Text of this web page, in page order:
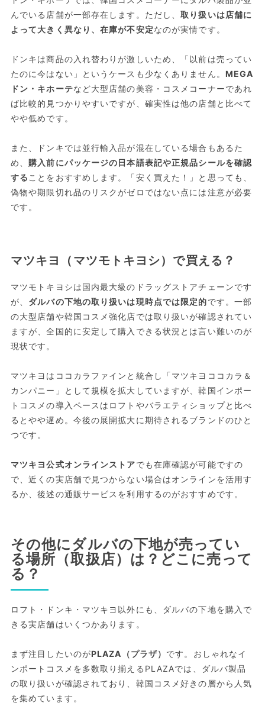
んでいる店舗が一部存在します。ただし、取り扱いは店舗に
よって大きく異なり、在庫が不安定なのが実情です。
ドンキは商品の入れ替わりが激しいため、「以前は売ってい
たのに今はない」というケースも少なくありません。 MEGA
ドン・キホーテなど大型店舗の美容・コスメコーナーであれ
ば比較的見つかりやすいですが、確実性は他の店舗と比べて
やや低めです。
また、ドンキでは並行輸入品が混在している場合もあるた
め、
購入前にパッケージの日本語表記や正規品シールを確認
する ことをおすすめします。「安く買えた！」と思っても、
偽物や期限切れ品のリスクがゼロではない点には注意が必要
です。
マツキヨ（マツモトキヨシ）で買える？
マツモトキヨシは国内最大級のドラッグストアチェーンです
が、 ダルバの下地の取り扱いは現時点では限定的です。一部
の大型店舗や韓国コスメ強化店では取り扱いが確認されてい
ますが、全国的に安定して購入できる状況とは言い難いのが
現状です。
マツキヨはココカラファインと統合し「マツキヨココカラ＆
カンパニー」として規模を拡大していますが、韓国インポー
トコスメの導入ペースはロフトやバラエティショップと比べ
るとやや遅め。今後の展開拡大に期待されるブランドのひと
つです。
マツキヨ公式オンラインストアでも在庫確認が可能ですの
で、近くの実店舗で見つからない場合はオンラインを活用す
るか、後述の通販サービスを利用するのがおすすめです。
その他にダルバの下地が売ってい
る場所（取扱店）は？どこに売って
る？
ロフト・ドンキ・マツキヨ以外にも、ダルバの下地を購入で
きる実店舗はいくつかあります。
まず注目したいのがPLAZA（プラザ） です。おしゃれなイ
ンポートコスメを多数取り揃えるPLAZAでは、ダルバ製品
の取り扱いが確認されており、韓国コスメ好きの層から人気
を集めています。